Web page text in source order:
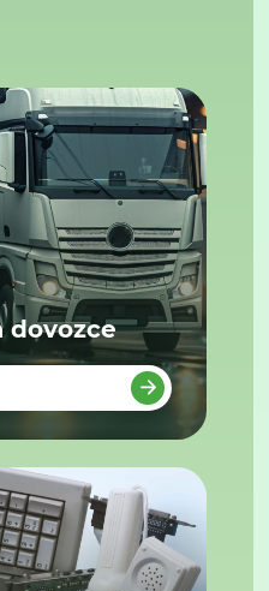
dovozce